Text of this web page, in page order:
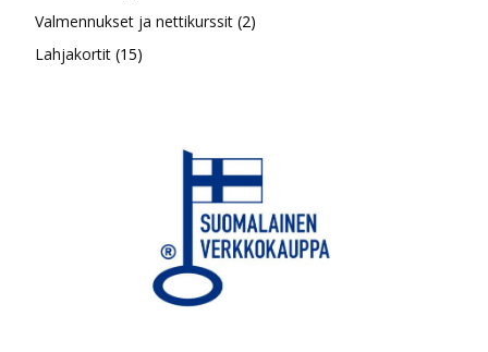
tuotetta
Valmennukset ja nettikurssit 22
Lahjakortit 1515